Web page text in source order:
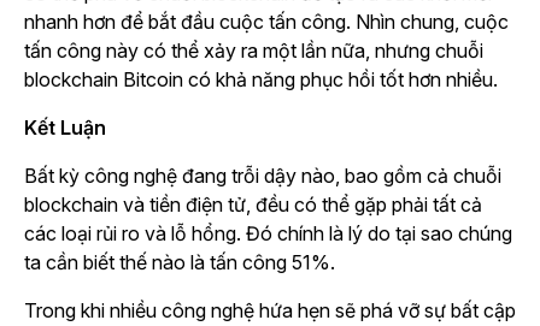
nhanh hơn để bắt đầu cuộc tấn công. Nhìn chung, cuộc
tấn công này có thể xảy ra một lần nữa, nhưng chuỗi
blockchain Bitcoin có khả năng phục hồi tốt hơn nhiều.
Kết Luận
Bất kỳ công nghệ đang trỗi dậy nào, bao gồm cả chuỗi
blockchain và tiền điện tử, đều có thể gặp phải tất cả
các loại rủi ro và lỗ hổng. Đó chính là lý do tại sao chúng
ta cần biết thế nào là tấn công 51%.
Trong khi nhiều công nghệ hứa hẹn sẽ phá vỡ sự bất cập